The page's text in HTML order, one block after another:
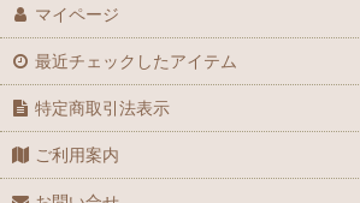
マイページ
最近チェックしたアイテム
特定商取引法表示
ご利用案内